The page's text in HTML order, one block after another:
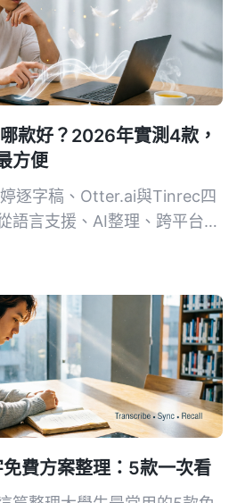
款好？2026年實測4款，
方便
逐字稿、Otter.ai與Tinrec四
語言支援、AI整理、跨平台到
費方案整理：5款一次看